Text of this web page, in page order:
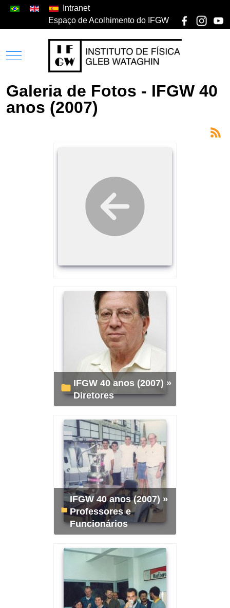
Intranet
Espaço de Acolhimento do IFGW
Galeria de Fotos - IFGW 40
anos (2007)
IFGW 40 anos (2007) »
Diretores
IFGW 40 anos (2007) »
Professores e
Funcionários